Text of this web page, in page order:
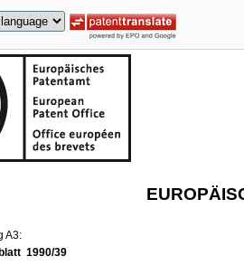
A3:
1990/39